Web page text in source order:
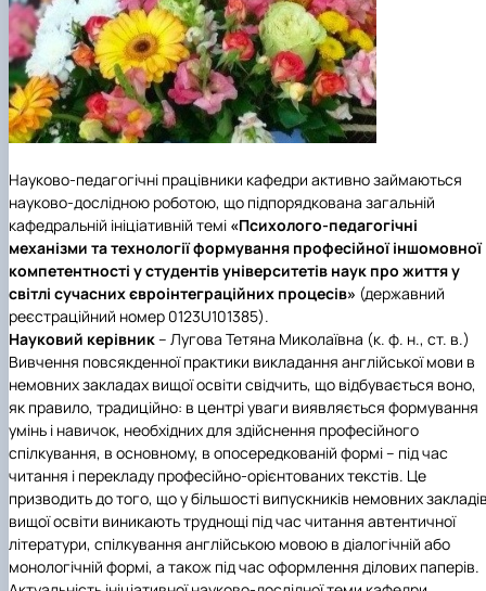
Іноземні мови
Працевлаштування
Їдальні та буфети
Студентські квитки
Центр вивчення мов
Психологічна підтримка
Інклюзивне середовище
Рада молодих вчених
Наукові школи
Стартап школа НУБіП України
Методичні рекомендації, пам'ятки
Форми документів
Патентно-ліцензійна діяльність
ЦКНО «Агропромисловий комплекс, лісове і
садово-паркове господарство, ветеринарна
медицина»
Обладнання НУБіП України
Біоетична комісія
Наукові видання
Досліднику та автору
Звіт про проведення НТЗ
Наукові журнали НУБіП України
Наукові журнали НУБіП України (English)
заходів
Порядок планування та організації
проведення НТЗ
Результати науково-технічних заходів
Монографії
Наука для бізнесу
Каталог наукових послуг
«SEB-2024»
«SEB-2025»
Наглядова рада
Рада роботодавців
Благодійний фонд «Голосіївська ініціатива
2020»
Історія університету
Видатні випускники та працівники
Звіт ректора
Пам'яті захисників України
Почесні доктори і професори НУБіП України
Пресслужба
Вибори ректора
Програма розвитку університету
ініціатива – 2025»
Доступ до публічної інформації
Державні закупівлі
Офіційна символіка
Антикорупційні заходи
Уповноважена особа з питань запобігання
виявлення корупції
уповноваженого НУБіП України
Національні нормативно-правові акти
Нормативно-правові акти НУБіП України
Інформаційні ресурси НАЗК
Методичні роз’яснення НАЗК
Антикорупційні заходи
Гендерна радниця
Контактна інформація
Науково-педагогічні працівники кафедри активно займаються
науково-дослідною роботою, що підпорядкована загальній
кафедральній ініціативній темі «Психолого-педагогічні
механізми та технології формування професійної іншомовної
компетентності у студентів університетів наук про життя у
світлі сучасних євроінтеграційних процесів» (державний
реєстраційний номер 0123U101385).
Науковий керівник– Лугова Тетяна Миколаївна (к. ф. н., ст. в.)
Вивчення повсякденної практики викладання англійської мови в
немовних закладах вищої освіти свідчить, що відбувається воно,
як правило, традиційно: в центрі уваги виявляється формування
умінь і навичок, необхідних для здійснення професійного
спілкування, в основному, в опосередкованій формі – під час
читання і перекладу професійно-орієнтованих текстів. Це
призводить до того, що у більшості випускників немовних
вищої освіти виникають труднощі під час читання автентичної
літератури, спілкування англійською мовою в діалогічній або
монологічній формі, а також під час оформлення ділових паперів.